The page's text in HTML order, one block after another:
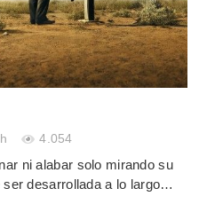
4.054
ni alabar solo mirando su
desarrollada a lo largo…